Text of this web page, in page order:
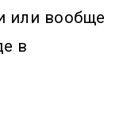
или вообще
в